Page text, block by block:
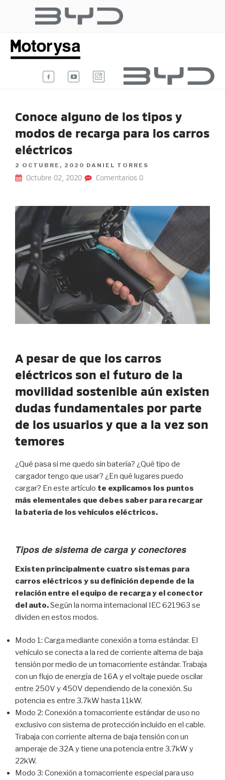
COLOMBIA
Conoce alguno de los tipos y
modos de recarga para los carros
eléctricos
POSTED
ON
2 OCTUBRE, 2020 DANIEL TORRES
Octubre 02, 2020 Comentarios 0
A pesar de que los carros
eléctricos son el futuro de la
movilidad sostenible aún existen
dudas fundamentales por parte
de los usuarios y que a la vez son
temores
¿Qué pasa si me quedo sin batería? ¿Qué tipo de
cargador tengo que usar? ¿En qué lugares puedo
cargar? En este artículo te explicamos los puntos
más elementales que debes saber para recargar
la batería de los vehículos eléctricos.
Tipos de sistema de carga y conectores
Existen principalmente cuatro sistemas para
carros eléctricos y su definición depende de la
relación entre el equipo de recarga y el conector
del auto.Según la norma internacional IEC 621963 se
dividen en estos modos.
Modo 1: Carga mediante conexión a toma estándar. El
vehículo se conecta a la red de corriente alterna de baja
tensión por medio de un tomacorriente estándar. Trabaja
con un flujo de energía de 16A y el voltaje puede oscilar
entre 250V y 450V dependiendo de la conexión. Su
potencia es entre 3.7kW hasta 11kW.
Modo 2: Conexión a tomacorriente estándar de uso no
exclusivo con sistema de protección incluido en el cable.
Trabaja con corriente alterna de baja tensión con un
amperaje de 32A y tiene una potencia entre 3,7kW y
22kW.
Modo 3: Conexión a tomacorriente especial para uso